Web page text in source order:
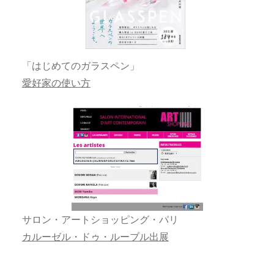
「はじめてのガラスペン」
愛好家の使い方
サロン・アートショッピング・パリ
カルーゼル・ドゥ・ルーブル出展